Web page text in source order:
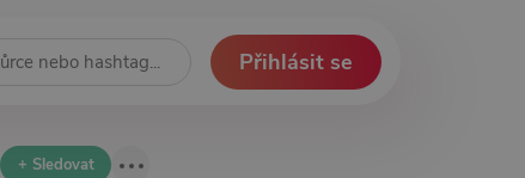
Přihlásit se
+ Sledovat